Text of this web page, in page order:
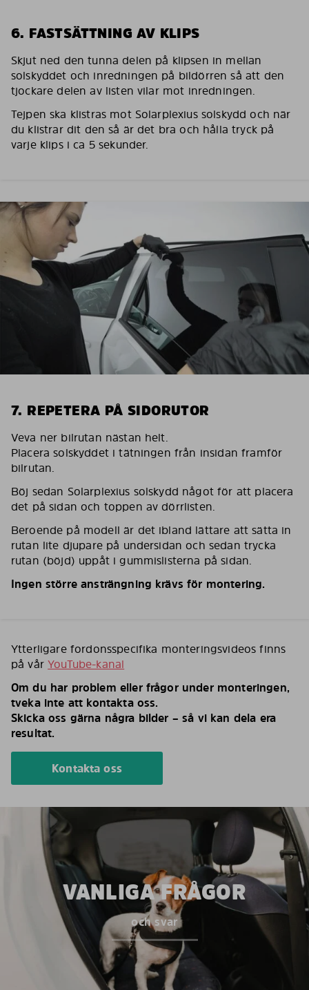
6. FASTSÄTTNING AV KLIPS
Skjut ned den tunna delen på klipsen in mellan
solskyddet och inredningen på bildörren så att den
tjockare delen av listen vilar mot inredningen.
Tejpen ska klistras mot Solarplexius solskydd och när
du klistrar dit den så är det bra och hålla tryck på
varje klips i ca 5 sekunder.
7. REPETERA PÅ SIDORUTOR
Veva ner bilrutan nästan helt.
Placera solskyddet i tätningen från insidan framför
bilrutan.
Böj sedan Solarplexius solskydd något för att placera
det på sidan och toppen av dörrlisten.
Beroende på modell är det ibland lättare att sätta in
rutan lite djupare på undersidan och sedan trycka
rutan (böjd) uppåt i gummislisterna på sidan.
Ingen större ansträngning krävs för montering.
Ytterligare fordonsspecifika monteringsvideos finns
på vårYouTube-kanal
Om du har problem eller frågor under monteringen,
tveka inte att kontakta oss.
Skicka oss gärna några bilder – så vi kan dela era
resultat.
Kontakta oss
VANLIGA FRÅGOR
och svar